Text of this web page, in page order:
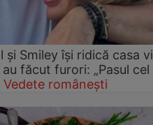
și Smiley își ridică casa
făcut furori: „Pasul
Vedete românești